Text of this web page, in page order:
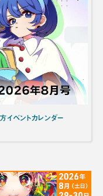
イベントカレンダー